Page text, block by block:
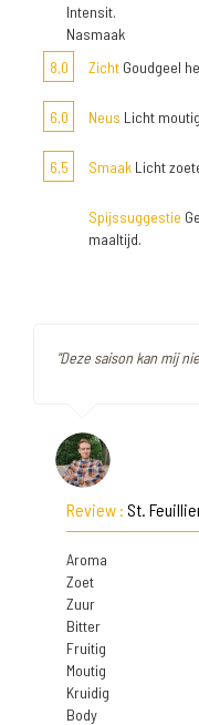
Intensit.
Nasmaak
8,0
Zicht Goudgeel
6,0 Neus Licht
6,5 Smaak Licht
Spijssuggestie
maaltijd.
"Deze saison kan mij
Review : St.
Aroma
Zoet
Zuur
Bitter
Fruitig
Moutig
Kruidig
Body